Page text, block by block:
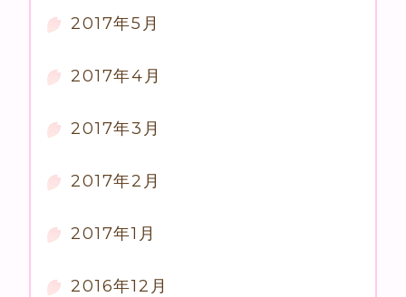
2017年5月
2017年4月
2017年3月
2017年2月
2017年1月
2016年12月